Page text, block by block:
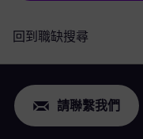
回到職缺搜尋
請聯繫我們